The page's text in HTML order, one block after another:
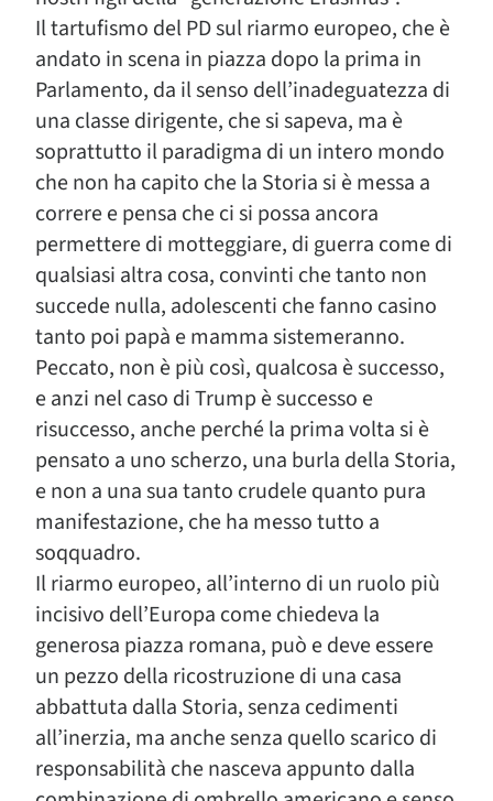
Il tartufismo del PD sul riarmo europeo, che è
andato in scena in piazza dopo la prima in
Parlamento, da il senso dell’inadeguatezza di
una classe dirigente, che si sapeva, ma è
soprattutto il paradigma di un intero mondo
che non ha capito che la Storia si è messa a
correre e pensa che ci si possa ancora
permettere di motteggiare, di guerra come di
qualsiasi altra cosa, convinti che tanto non
succede nulla, adolescenti che fanno casino
tanto poi papà e mamma sistemeranno.
Peccato, non è più così, qualcosa è successo,
e anzi nel caso di Trump è successo e
risuccesso, anche perché la prima volta si è
pensato a uno scherzo, una burla della Storia,
e non a una sua tanto crudele quanto pura
manifestazione, che ha messo tutto a
soqquadro.
Il riarmo europeo, all’interno di un ruolo più
incisivo dell’Europa come chiedeva la
generosa piazza romana, può e deve essere
un pezzo della ricostruzione di una casa
abbattuta dalla Storia, senza cedimenti
all’inerzia, ma anche senza quello scarico di
responsabilità che nasceva appunto dalla